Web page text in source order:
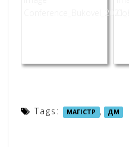
Tags: МАГІСТР , ДМ